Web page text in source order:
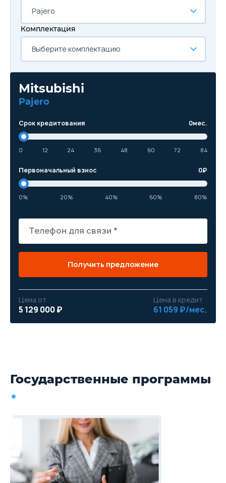
Pajero
Комплектация
Выберите комплектацию
Mitsubishi
Pajero
Срок кредитования 0мес.
0 12 24 36 48 60 72 84
Первоначальный взнос 0₽
0% 20% 40% 60% 80%
Получить предложение
Цена от
5 129 000 ₽
Цена в кредит
61 059 ₽/мес.
Государственные программы